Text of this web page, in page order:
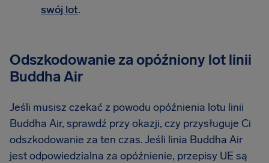
swój lot.
Odszkodowanie za opóźniony lot linii
Buddha Air
Jeśli musisz czekać z powodu opóźnienia lotu linii
Buddha Air, sprawdź przy okazji, czy przysługuje Ci
odszkodowanie za ten czas. Jeśli linia Buddha Air
jest odpowiedzialna za opóźnienie, przepisy UE są